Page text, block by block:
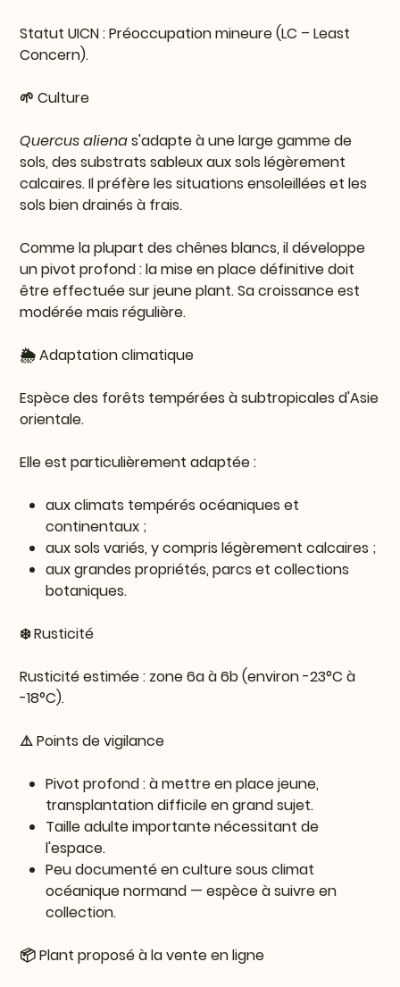
Statut UICN :Préoccupation mineure (LC – Least
Concern).
🌱 Culture
Quercus alienas'adapte à une large gamme de
sols, des substrats sableux aux sols légèrement
calcaires. Il préfère les situations ensoleillées et les
sols bien drainés à frais.
Comme la plupart des chênes blancs, il développe
un pivot profond : la mise en place définitive doit
être effectuée sur jeune plant. Sa croissance est
modérée mais régulière.
🌦️ Adaptation climatique
Espèce des forêts tempérées à subtropicales d'Asie
orientale.
Elle est particulièrement adaptée :
aux climats tempérés océaniques et
continentaux ;
aux sols variés, y compris légèrement calcaires ;
aux grandes propriétés, parcs et collections
botaniques.
❄️ Rusticité
Rusticité estimée : zone 6a à 6b (environ -23°C à
-18°C).
⚠️ Points de vigilance
Pivot profond : à mettre en place jeune,
transplantation difficile en grand sujet.
Taille adulte importante nécessitant de
l'espace.
Peu documenté en culture sous climat
océanique normand — espèce à suivre en
collection.
📦 Plant proposé à la vente en ligne